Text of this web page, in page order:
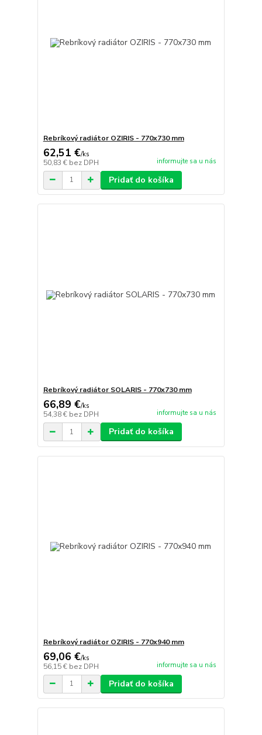
Rebríkový radiátor OZIRIS - 770x730 mm
62,51 €/ks
50,83 € bez DPH informujte sa u nás
Pridať do košíka
Rebríkový radiátor SOLARIS - 770x730 mm
66,89 €/ks
54,38 € bez DPH informujte sa u nás
Pridať do košíka
Rebríkový radiátor OZIRIS - 770x940 mm
69,06 €/ks
56,15 € bez DPH informujte sa u nás
Pridať do košíka